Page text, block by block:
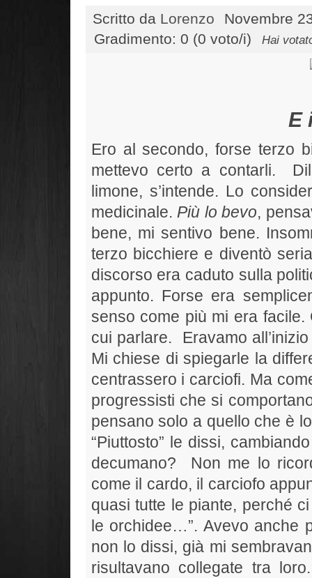
Scritto da Lorenzo
Novembre
Gradimento: 0 (0 voto/i)
Hai
E
Ero al secondo, forse terzo
mettevo certo a contarli.
limone, s’intende. Lo
medicinale. Più lo bevo,
bene, mi sentivo bene.
terzo bicchiere e diventò
discorso era caduto sulla
appunto. Forse era
senso come più mi era
cui parlare.
Eravamo
Mi chiese di spiegarle la
centrassero i carciofi. Ma
progressisti che si
pensano solo a quello che è
“Piuttosto” le dissi,
decumano?
Non me lo
come il cardo, il carciofo
quasi tutte le piante, perché
le orchidee…”. Avevo anche
non lo dissi, già mi
risultavano collegate tra